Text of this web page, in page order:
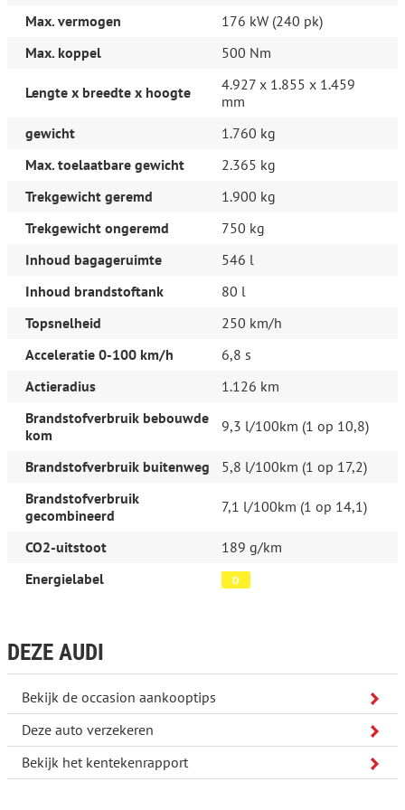
compleet.
We laten u deze auto graag helemaal zien. Belt u ons voor een
Aanvullende opties en accessoires
Aluminium interieur afwerking
Audio-navigatie full map
Audio installatie premium
Lendesteunen (verstelbaar)
Schakelmogelijkheid aan stuurwiel
Stuurbekrachtiging snelheidsafhankelijk
Koplampreiniging
S Line exterieur
Veiligheid
Overig
Zwarte hemelbekleding
Laadvermogen: 605 kg
Wielbasis:284 cm
Interieurkleur:Zwart
Emissieklasse:Euro 5
Aantal sleutels:
Pakket Standaard:
ruilen voertuig en het ter naam stellen van het aangekochte
voertuig. Dit pakket heeft geen meerprijs. Aanvullend op dit
pakket is in de meeste gevallen garantie af te sluiten via onze
partner Autotrust. Vraag onze medewerkers naar de
mogelijkheden en tarieven.
Bedrijfsinformatie
Afleveringsmogelijkheden:
Max. vermogen
176 kW (240 pk)
Max. koppel
500 Nm
Lengte x breedte x hoogte
4.927 x 1.855 x 1.459
mm
gewicht
1.760 kg
Max. toelaatbare gewicht
2.365 kg
Trekgewicht geremd
1.900 kg
Trekgewicht ongeremd
750 kg
Inhoud bagageruimte
546 l
Inhoud brandstoftank
80 l
Topsnelheid
250 km/h
Acceleratie 0-100 km/h
6,8 s
Actieradius
1.126 km
Brandstofverbruik bebouwde
kom
9,3 l/100km (1 op 10,8)
Brandstofverbruik buitenweg
5,8 l/100km (1 op 17,2)
Brandstofverbruik
gecombineerd
7,1 l/100km (1 op 14,1)
CO2-uitstoot
189 g/km
Energielabel
D
DEZE AUDI
Bekijk de occasion aankooptips
Deze auto verzekeren
Bekijk het kentekenrapport